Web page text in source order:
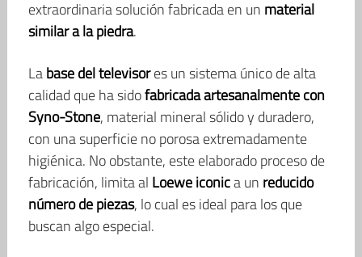
extraordinaria solución fabricada en un material
similar a la piedra.
Labase del televisores un sistema único de alta
calidad que ha sidofabricada artesanalmente con
Syno-Stone, material mineral sólido y duradero,
con una superficie no porosa extremadamente
higiénica. No obstante, este elaborado proceso de
fabricación, limita al Loewe iconica un reducido
número de piezas, lo cual es ideal para los que
buscan algo especial.